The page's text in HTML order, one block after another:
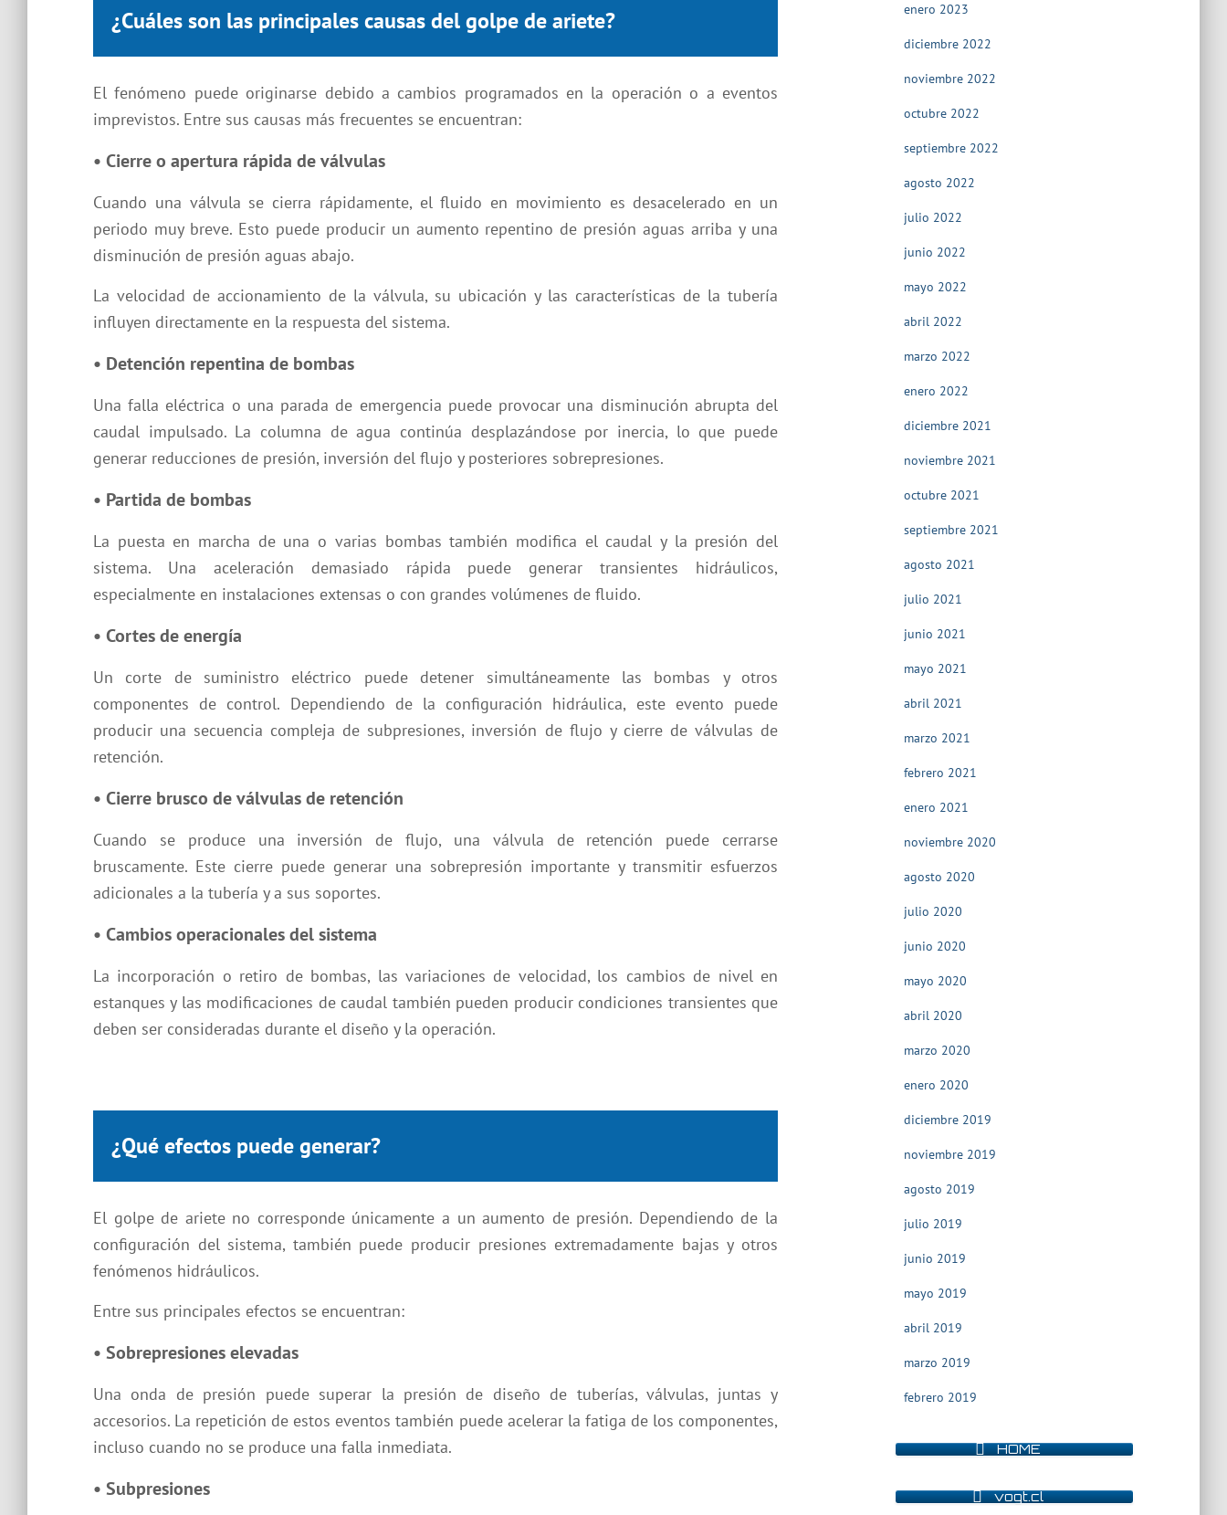
¿Cuáles son las principales causas del golpe de ariete?
El fenómeno puede originarse debido a cambios programados en la operación o a eventos
imprevistos. Entre sus causas más frecuentes se encuentran:
• Cierre o apertura rápida de válvulas
Cuando una válvula se cierra rápidamente, el fluido en movimiento es desacelerado en un
periodo muy breve. Esto puede producir un aumento repentino de presión aguas arriba y una
disminución de presión aguas abajo.
La velocidad de accionamiento de la válvula, su ubicación y las características de la tubería
influyen directamente en la respuesta del sistema.
• Detención repentina de bombas
Una falla eléctrica o una parada de emergencia puede provocar una disminución abrupta del
caudal impulsado. La columna de agua continúa desplazándose por inercia, lo que puede
generar reducciones de presión, inversión del flujo y posteriores sobrepresiones.
• Partida de bombas
La puesta en marcha de una o varias bombas también modifica el caudal y la presión del
sistema. Una aceleración demasiado rápida puede generar transientes hidráulicos,
especialmente en instalaciones extensas o con grandes volúmenes de fluido.
• Cortes de energía
Un corte de suministro eléctrico puede detener simultáneamente las bombas y otros
componentes de control. Dependiendo de la configuración hidráulica, este evento puede
producir una secuencia compleja de subpresiones, inversión de flujo y cierre de válvulas de
retención.
• Cierre brusco de válvulas de retención
Cuando se produce una inversión de flujo, una válvula de retención puede cerrarse
bruscamente. Este cierre puede generar una sobrepresión importante y transmitir esfuerzos
adicionales a la tubería y a sus soportes.
• Cambios operacionales del sistema
La incorporación o retiro de bombas, las variaciones de velocidad, los cambios de nivel en
estanques y las modificaciones de caudal también pueden producir condiciones transientes que
deben ser consideradas durante el diseño y la operación.
¿Qué efectos puede generar?
El golpe de ariete no corresponde únicamente a un aumento de presión. Dependiendo de la
configuración del sistema, también puede producir presiones extremadamente bajas y otros
fenómenos hidráulicos.
Entre sus principales efectos se encuentran:
• Sobrepresiones elevadas
Una onda de presión puede superar la presión de diseño de tuberías, válvulas, juntas y
accesorios. La repetición de estos eventos también puede acelerar la fatiga de los componentes,
incluso cuando no se produce una falla inmediata.
• Subpresiones
enero 2023
diciembre 2022
noviembre 2022
octubre 2022
septiembre 2022
agosto 2022
julio 2022
junio 2022
mayo 2022
abril 2022
marzo 2022
enero 2022
diciembre 2021
noviembre 2021
octubre 2021
septiembre 2021
agosto 2021
julio 2021
junio 2021
mayo 2021
abril 2021
marzo 2021
febrero 2021
enero 2021
noviembre 2020
agosto 2020
julio 2020
junio 2020
mayo 2020
abril 2020
marzo 2020
enero 2020
diciembre 2019
noviembre 2019
agosto 2019
julio 2019
junio 2019
mayo 2019
abril 2019
marzo 2019
febrero 2019
HOME
vogt.cl